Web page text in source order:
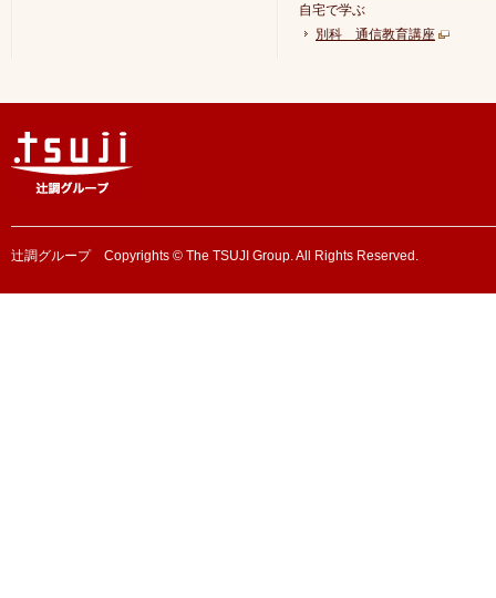
自宅で学ぶ
別科 通信教育講座
辻調グループ Copyrights © The TSUJI Group. All Rights Reserved.